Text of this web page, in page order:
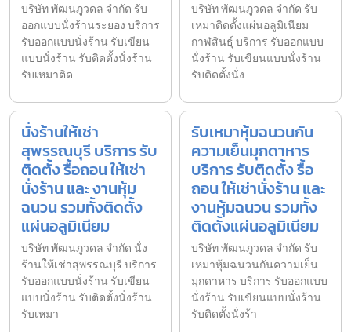
บริษัท พัฒนภูวดล จำกัด รับ
ออกแบบนั่งร้านระยอง บริการ
รับออกแบบนั่งร้าน รับเขียน
แบบนั่งร้าน รับติดตั้งนั่งร้าน
รับเหมาติด
บริษัท พัฒนภูวดล จำกัด รับ
เหมาติดตั้งแผ่นอลูมิเนียม
กาฬสินธุ์ บริการ รับออกแบบ
นั่งร้าน รับเขียนแบบนั่งร้าน
รับติดตั้งนั่ง
นั่งร้านให้เช่า
สุพรรณบุรี บริการ รับ
ติดตั้ง รื้อถอน ให้เช่า
นั่งร้าน และ งานหุ้ม
ฉนวน รวมทั้งติดตั้ง
แผ่นอลูมิเนียม
บริษัท พัฒนภูวดล จำกัด นั่ง
ร้านให้เช่าสุพรรณบุรี บริการ
รับออกแบบนั่งร้าน รับเขียน
แบบนั่งร้าน รับติดตั้งนั่งร้าน
รับเหมา
รับเหมาหุ้มฉนวนกัน
ความเย็นมุกดาหาร
บริการ รับติดตั้ง รื้อ
ถอน ให้เช่านั่งร้าน และ
งานหุ้มฉนวน รวมทั้ง
ติดตั้งแผ่นอลูมิเนียม
บริษัท พัฒนภูวดล จำกัด รับ
เหมาหุ้มฉนวนกันความเย็น
มุกดาหาร บริการ รับออกแบบ
นั่งร้าน รับเขียนแบบนั่งร้าน
รับติดตั้งนั่งร้า